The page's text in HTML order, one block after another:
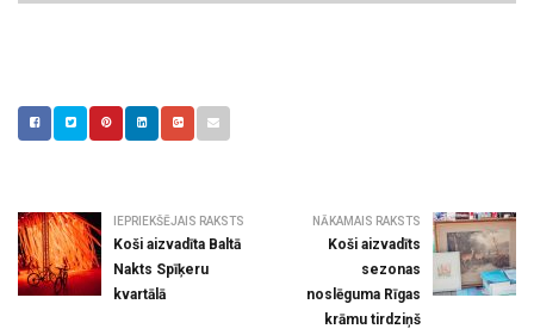
IEPRIEKŠĒJAIS RAKSTS
Koši aizvadīta Baltā
Nakts Spīķeru
kvartālā
NĀKAMAIS RAKSTS
Koši aizvadīts
sezonas
noslēguma Rīgas
krāmu tirdziņš